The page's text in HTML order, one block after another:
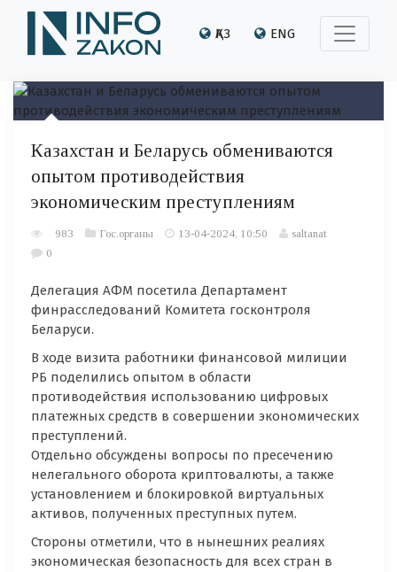
ҚАЗ ENG
Казахстан и Беларусь обмениваются
опытом противодействия
экономическим преступлениям
983 Гос.органы 13-04-2024, 10:50
saltanat
0
Делегация АФМ посетила Департамент
финрасследований Комитета госконтроля
Беларуси.
В ходе визита работники финансовой милиции
РБ поделились опытом в области
противодействия использованию цифровых
платежных средств в совершении экономических
преступлений.
Отдельно обсуждены вопросы по пресечению
нелегального оборота криптовалюты, а также
установлением и блокировкой виртуальных
активов, полученных преступных путем.
Стороны отметили, что в нынешних реалиях
экономическая безопасность для всех стран в